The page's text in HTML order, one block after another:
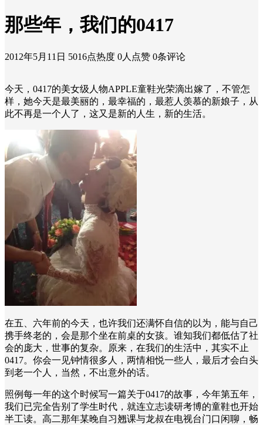
那些年，我们的0417
2012年5月11日 5016点热度 0人点赞 0条评论
今天，0417的美女级人物APPLE童鞋光荣滴出嫁了，不管怎
样，她今天是最美丽的，最幸福的，最惹人羡慕的新娘子，从
此不再是一个人了，这又是新的人生，新的生活。
在五、六年前的今天，也许我们还满怀自信的以为，能与自己
携手终老的，会是那个坐在前桌的女孩。谁知我们都低估了社
会的庞大，世事的复杂。原来，在我们的生活中，其实不止
0417。你会一见钟情很多人，两情相悦一些人，最后才会白头
到老一个人，当然，不出意外的话。
照例每一年的这个时候写一篇关于0417的故事，今年第五年，
我们已完全告别了学生时代，就连立志读研考博的童鞋也开始
半工读。高二那年某晚自习翘课与龙叔在电视台门口闲聊，畅